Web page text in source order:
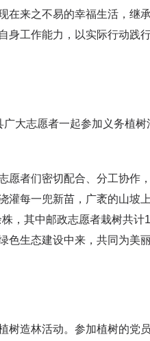
在来之不易的幸福生活，继
身工作能力，以实际行动践
大志愿者一起参加义务植
愿者们密切配合、分工协作
灌每一兜新苗，广袤的山坡
，其中邮政志愿者栽树共
色生态建设中来，共同为美
树造林活动。参加植树的党